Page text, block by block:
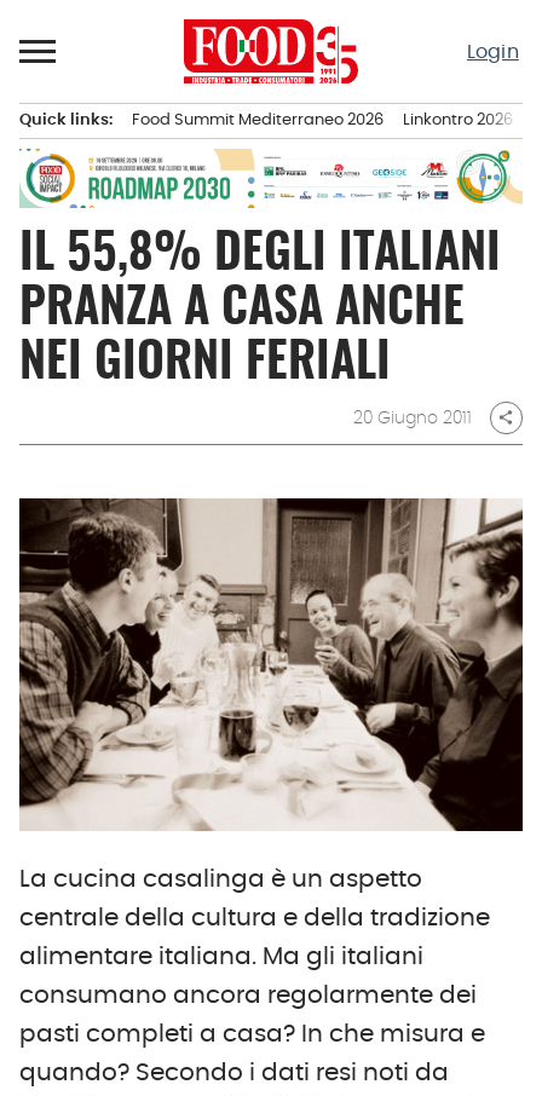
al
Login
principale
Quick links: Food Summit Mediterraneo 2026 Linkontro 2026
IL 55,8% DEGLI ITALIANI
PRANZA A CASA ANCHE
NEI GIORNI FERIALI
20 Giugno 2011 share
La cucina casalinga è un aspetto
centrale della cultura e della tradizione
alimentare italiana. Ma gli italiani
consumano ancora regolarmente dei
pasti completi a casa? In che misura e
quando? Secondo i dati resi noti da